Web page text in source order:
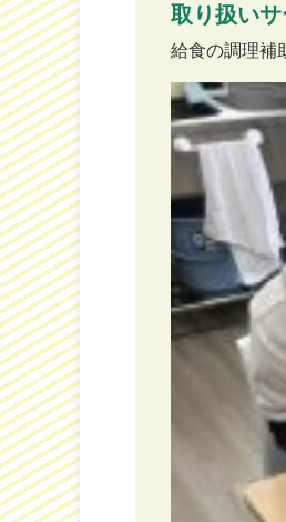
取り扱い
給食の調理補